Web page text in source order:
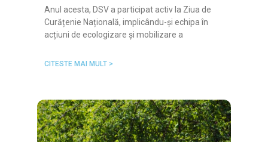
Anul acesta, DSV a participat activ la Ziua de
Curățenie Națională, implicându-și echipa în
acțiuni de ecologizare și mobilizare a
CITESTE MAI MULT >